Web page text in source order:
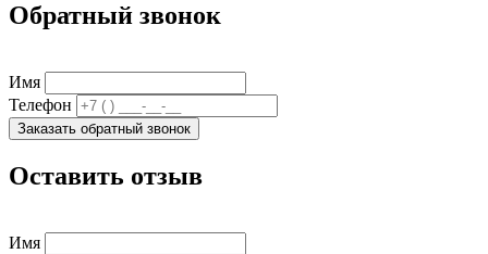
Обратный звонок
Имя
Телефон
Заказать обратный звонок
Оставить отзыв
Имя